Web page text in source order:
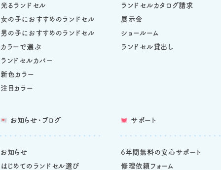
光るランドセル
女の子におすすめのランドセル
男の子におすすめのランドセル
カラーで選ぶ
ランドセルカバー
新色カラー
注目カラー
ランドセルカタログ請求
展示会
ショールーム
ランドセル貸出し
お知らせ・ブログ
お知らせ
はじめてのランドセル選び
サポート
6年間無料の安心サポート
修理依頼フォーム